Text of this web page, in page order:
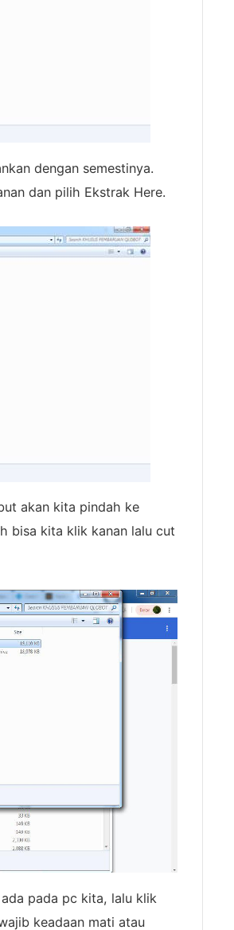
dengan semestinya.
dan pilih Ekstrak Here.
akan kita pindah ke
bisa kita klik kanan lalu cut
pada pc kita, lalu klik
keadaan mati atau